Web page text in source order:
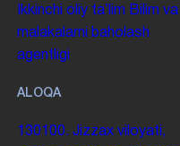
Ikkinchi oliy taʼlim Bilim va
malakalarni baholash
agentligi
ALOQA
130100. Jizzax viloyati,